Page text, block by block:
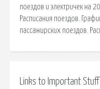
поездов и электричек на
Расписания поездов.
пассажирских поездов.
Links to Important Stuff